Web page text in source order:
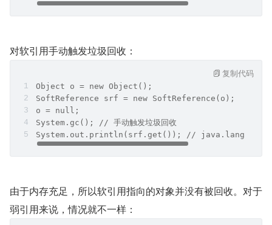
对软引用手动触发垃圾回收：
Object o = new Object();
SoftReference srf = new SoftReference(o);
o = null;
System.gc(); // 手动触发垃圾回收
System.out.println(srf.get()); //
复制代码
由于内存充足，所以软引用指向的对象并没有被回收。对于
弱引用来说，情况就不一样：